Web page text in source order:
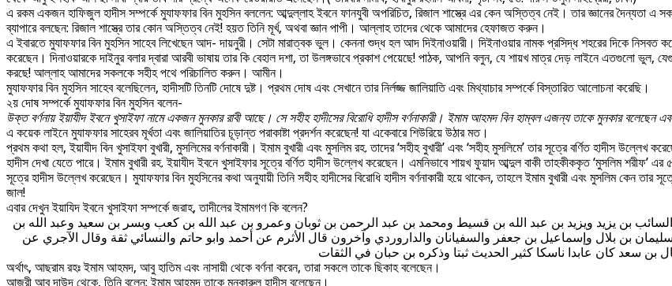
এ রকম একজন হাফিজুল হাদীস সম্পর্কে মুযাফফার বিন মুহসিন বললেন: আব্দুল্লাহ ইবনে ফানযুবী অপরিচিত, রিজাল শাস্ত্রে এর কেন অস্তিত্ব নেই। তার জ্ঞানের দৈন্যতা এ
ব্যাপারে বলছেন: রিজাল শাস্ত্রে তার কোন অস্তিত্ব নেই! হয়ত তিনি মূর্খ, অথবা জ্ঞান পাপী। আল্লাহ তাদের থেকে আমাদের হেফাজত করুন।
এ ইবারতে মুযাফফার বিন মুহসিন সাহেব লিখেছেন আদ- দায়নুরী। সেটা মারাত্বক ভুল। কেননা শুদ্ধ হল আদ দিইনাওয়ারী। দিইনাওয়ার নামক প্রসিদ্ধ শহরের দিকে নিসবত
করেছেন। দিনাওয়ারকে দাইনুর বলার দ্বারা আরবী ভাষায় তার কি বেহাল দশা, তা উলঙ্গভাবে প্রকাশ পেয়েছে! পাঠক, আপনি বলুন, যে শায়খ মাত্র দেড় লাইনে এতগুলো ভুল,
করছে! আল্লাহ আমাদের সকলকে সহীহ পথে পরিচালিত করুন। আমীন।
মুযাফফার বিন মুহসিন সাহেব বলেছিলেন, হাদীসটি তিনটি দোষে দুষ্ট। প্রথম দোষ এবং সেখানে তার নির্লজ্জ জালিয়াতি এবং মিথ্যাচার সম্পর্কে বিস্তারিত আলোচনা করেছি।
২য় দোষ সম্পর্কে মুযাফফার বিন মুহসিন বলেন-
উক্ত বর্ণনায় ইয়াযীদ ইবনে খুসাইফা নামে একজন মুনকার রাবী আছে। সে সহীহ হাদীসের বিরোধি হাদীস বর্ণনাকারী। ইমাম আহমদ বিন হাম্বল এজন্য তাকে মুনকার বলেছেন
এ কয়েক লাইনে মুযাফফার সাহেরব মূর্খতা এবং জালিয়াতির চূড়ান্ত পরাকাষ্টা প্রদর্শন করেছেন! যা একেবারে শিউরিয়ে উঠার মত।
প্রথম কথা হল, ইয়াযীদ বিন খুসাইফা বুখারী, মুসলিমের বর্ণনাকারী। ইমাম বুখারী এবং মুসলিম রহ. তাদের ‘সহীহ বুখারী’ এবং ‘সহীহ মুসলিমে’ তার সূত্রে বর্ণিত হাদীস
হাদীস দেখা যেতে পারে। ইমাম বুখারী রহ. ইয়াযীদ ইবনে খুসাইফার সূত্রে বর্ণিত হাদীস উল্লেখ করেছেন। এমনিভাবে শায়খ ফুয়াদ আব্দুল বাকী তাহকীককৃত ‘মুসলিম
সূত্রে হাদীস উল্লেখ করেছেন। মুযাফফার বিন মুহসিনের কথা অনুযায়ী তিনি সহীহ হাদীসের বিরোধি হাদীস বর্ণনাকারী হয়ে থাকেন, তাহলে ইমাম বুখারী এবং মুসলিম কেন তার
জাল!
এবার দেখুন ইয়াযিদ ইবনে খুসাইফা সম্পর্কে জরাহ, তাদীলের ইমামগণ কি বলেন?
بن يزيد ويزيد بن عبد الله بن قسيط ومحمد بن عبد الرحمن بن ثوبان وعمرو بن عبد الله بن كعب وبسر بن سعيد وعبد الله بن
بن بلال وإسماعيل بن جعفر والسفيانان والداروردي وآخرون قال الأثرم عن أحمد وابو حاتم والنسائي ثقة وقال الآجري عن
سعد كان عابدا ناسكا كثير الحديث ثبتا وذكره بن حبان في الثقات
অর্থাৎ, আছরাম রহঃ ইমাম আহমদ, আবু হাতিম এবং নাসায়ী থেকে বর্ণনা করেন, তারা সকলে তাকে ছিকাহ বলেছেন।
আজুরী আবু দাউদ থেকে, তিনি বলেন: ইমাম আহমদ তাকে মুনকারুল হাদীস বলেছেন।